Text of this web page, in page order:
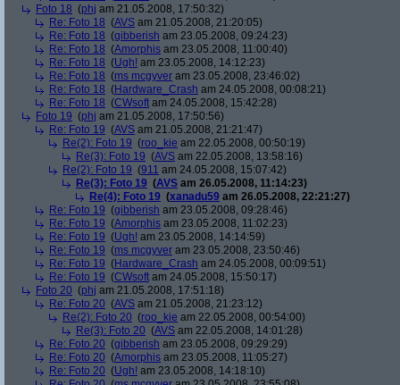
Foto 18 (phj am 21.05.2008, 17:50:32)
Re: Foto 18 (AVS am 21.05.2008, 21:20:05)
Re: Foto 18 (gibberish am 23.05.2008, 09:24:23)
Re: Foto 18 (Amorphis am 23.05.2008, 11:00:40)
Re: Foto 18 (Ugh! am 23.05.2008, 14:12:23)
Re: Foto 18 (ms mcgyver am 23.05.2008, 23:46:02)
Re: Foto 18 (Hardware_Crash am 24.05.2008, 00:08:21)
Re: Foto 18 (CWsoft am 24.05.2008, 15:42:28)
Foto 19 (phj am 21.05.2008, 17:50:56)
Re: Foto 19 (AVS am 21.05.2008, 21:21:47)
Re(2): Foto 19 (roo_kie am 22.05.2008, 00:50:19)
Re(3): Foto 19 (AVS am 22.05.2008, 13:58:16)
Re(2): Foto 19 (911 am 24.05.2008, 15:07:42)
Re(3): Foto 19 (AVS am 26.05.2008, 11:14:23)
Re(4): Foto 19 (xanadu59 am 26.05.2008, 22:21:27)
Re: Foto 19 (gibberish am 23.05.2008, 09:28:46)
Re: Foto 19 (Amorphis am 23.05.2008, 11:02:23)
Re: Foto 19 (Ugh! am 23.05.2008, 14:14:59)
Re: Foto 19 (ms mcgyver am 23.05.2008, 23:50:46)
Re: Foto 19 (Hardware_Crash am 24.05.2008, 00:09:51)
Re: Foto 19 (CWsoft am 24.05.2008, 15:50:17)
Foto 20 (phj am 21.05.2008, 17:51:18)
Re: Foto 20 (AVS am 21.05.2008, 21:23:12)
Re(2): Foto 20 (roo_kie am 22.05.2008, 00:54:00)
Re(3): Foto 20 (AVS am 22.05.2008, 14:01:28)
Re: Foto 20 (gibberish am 23.05.2008, 09:29:29)
Re: Foto 20 (Amorphis am 23.05.2008, 11:05:27)
Re: Foto 20 (Ugh! am 23.05.2008, 14:18:10)